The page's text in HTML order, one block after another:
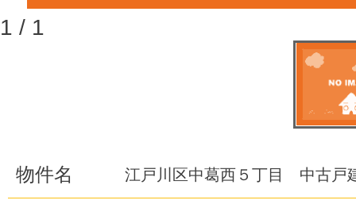
1 / 1
物件名 江戸川区中葛西５丁目 中古戸